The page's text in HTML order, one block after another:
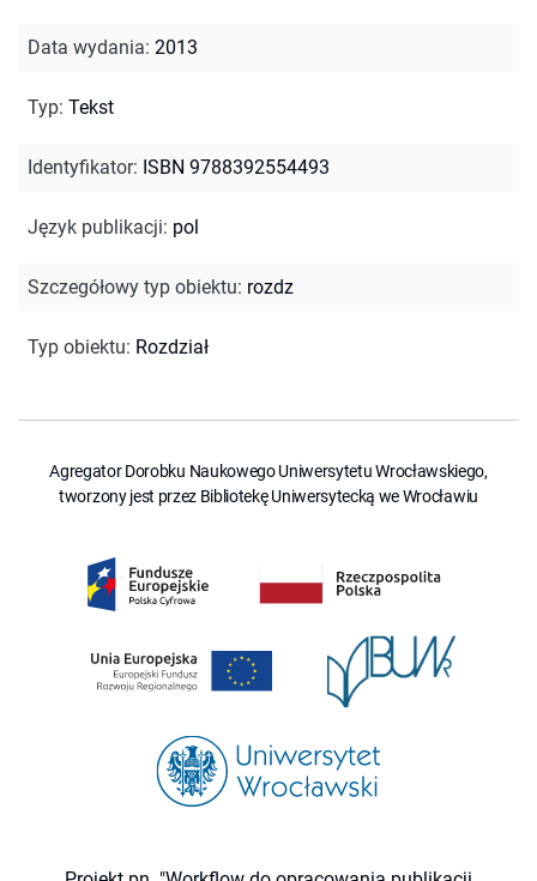
Data wydania: 2013
Typ: Tekst
Identyfikator: ISBN 9788392554493
Język publikacji: pol
Szczegółowy typ obiektu: rozdz
Typ obiektu: Rozdział
Agregator Dorobku Naukowego Uniwersytetu Wrocławskiego,
tworzony jest przez Bibliotekę Uniwersytecką we Wrocławiu